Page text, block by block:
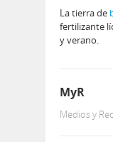
La tierra de
fertilizante
y verano.
MyR
Medios y